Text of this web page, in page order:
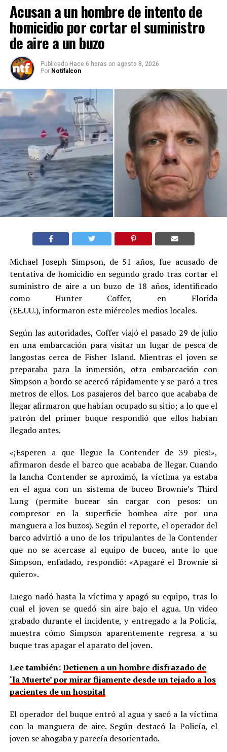
Acusan a un hombre de intento de
homicidio por cortar el suministro
de aire a un buzo
Publicado Hace 6 horas on agosto 8, 2026
Por Notifalcon
Michael Joseph Simpson, de 51 años, fue acusado de
tentativa de homicidio en segundo grado tras cortar el
suministro de aire a un buzo de 18 años, identificado
como Hunter Coffer, en Florida
(EE.UU.), informaron este miércoles medios locales.
Según las autoridades, Coffer viajó el pasado 29 de julio
en una embarcación para visitar un lugar de pesca de
langostas cerca de Fisher Island. Mientras el joven se
preparaba para la inmersión, otra embarcación con
Simpson a bordo se acercó rápidamente y se paró a tres
metros de ellos. Los pasajeros del barco que acababa de
llegar afirmaron que habían ocupado su sitio; a lo que el
patrón del primer buque respondió que ellos habían
llegado antes.
«¡Esperen a que llegue la Contender de 39 pies!»,
afirmaron desde el barco que acababa de llegar. Cuando
la lancha Contender se aproximó, la víctima ya estaba
en el agua con un sistema de buceo Brownie’s Third
Lung (permite bucear sin cargar con pesos: un
compresor en la superficie bombea aire por una
manguera a los buzos). Según el reporte, el operador del
barco advirtió a uno de los tripulantes de la Contender
que no se acercase al equipo de buceo, ante lo que
Simpson, enfadado, respondió: «Apagaré el Brownie si
quiero».
Luego nadó hasta la víctima y apagó su equipo, tras lo
cual el joven se quedó sin aire bajo el agua. Un video
grabado durante el incidente, y entregado a la Policía,
muestra cómo Simpson aparentemente regresa a su
buque tras apagar el aparato del joven.
Lee también:Detienen a un hombre disfrazado de
‘la Muerte’ por mirar fijamente desde un tejado a los
pacientes de un hospital
El operador del buque entró al agua y sacó a la víctima
con la manguera de aire. Según destacó la Policía, el
joven se ahogaba y parecía desorientado.